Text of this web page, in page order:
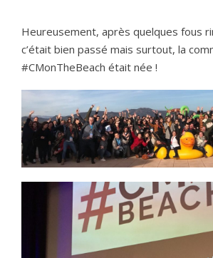
Heureusement, après quelques fous
c’était bien passé mais surtout, la
#CMonTheBeach était née !